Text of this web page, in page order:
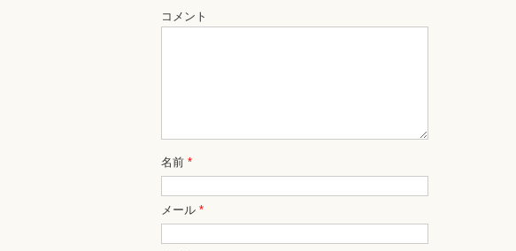
コメント
名前 *
メール *